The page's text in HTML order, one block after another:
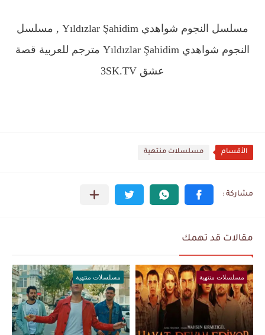
مسلسل النجوم شواهدي Yıldızlar Şahidim , مسلسل
النجوم شواهدي Yıldızlar Şahidim مترجم للعربية قصة
عشق 3SK.TV
الأقسام مسلسلات منتهية
مقالات قد تهمك
مسلسلات منتهية مسلسلات منتهية